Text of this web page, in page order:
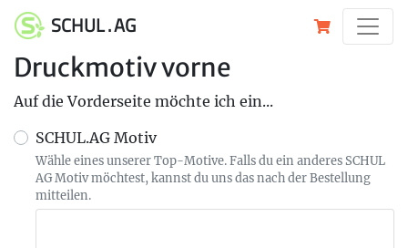
SCHUL . AG
Druckmotiv vorne
Auf die Vorderseite möchte ich ein...
SCHUL.AG Motiv
Wähle eines unserer Top-Motive. Falls du ein anderes SCHUL
AG Motiv möchtest, kannst du uns das nach der Bestellung
mitteilen.